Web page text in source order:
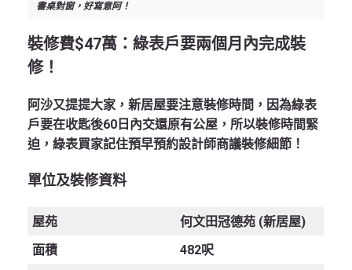
書桌對窗，好寫意阿！
裝修費$47萬：綠表戶要兩個月內完成裝
修！
阿沙又提提大家，新居屋要注意裝修時間，因為綠表
戶要在收匙後60日內交還原有公屋，所以裝修時間緊
迫，綠表買家記住預早預約設計師商議裝修細節！
單位及裝修資料
屋苑
何文田冠德苑 (新居屋)
面積
482呎